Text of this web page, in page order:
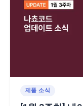
제품 소식